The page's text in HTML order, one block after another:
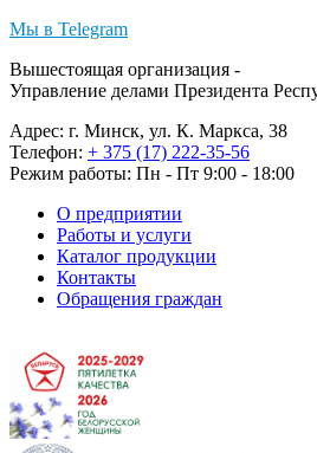
Мы в Telegram
Вышестоящая организация -
Управление делами Президента
Адрес: г. Минск, ул. К. Маркса, 38
Телефон: + 375 (17) 222-35-56
Режим работы: Пн - Пт 9:00 - 18:00
О предприятии
Работы и услуги
Каталог продукции
Контакты
Обращения граждан